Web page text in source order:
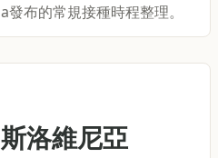
布的常規接種時程整理。
斯洛維尼亞